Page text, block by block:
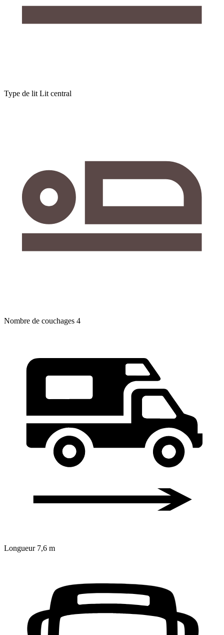
Type de lit Lit central
Nombre de couchages 4
Longueur 7,6 m